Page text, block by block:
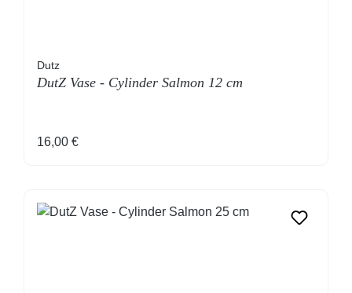
Dutz
DutZ Vase - Cylinder Salmon 12 cm
Regulärer Preis:
16,00 €